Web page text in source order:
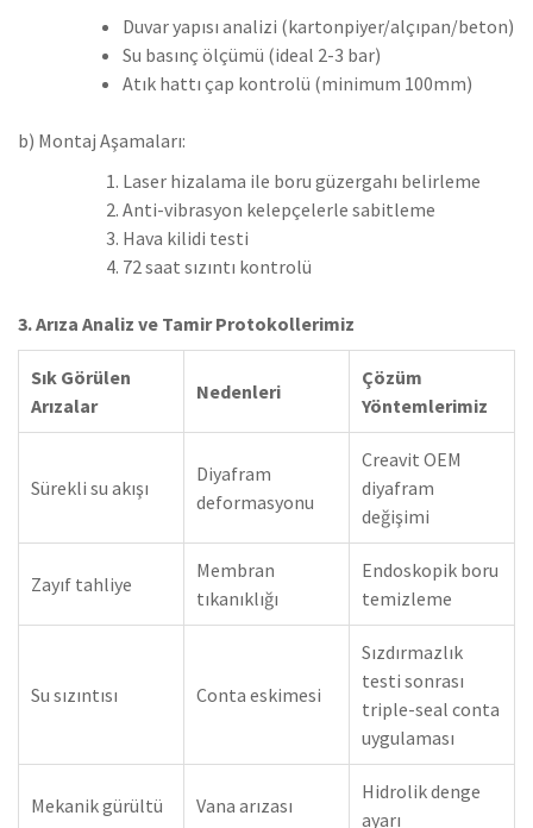
Duvar yapısı analizi (kartonpiyer/alçıpan/beton)
Su basınç ölçümü (ideal 2-3 bar)
Atık hattı çap kontrolü (minimum 100mm)
b) Montaj Aşamaları:
Laser hizalama ile boru güzergahı belirleme
Anti-vibrasyon kelepçelerle sabitleme
Hava kilidi testi
72 saat sızıntı kontrolü
3. Arıza Analiz ve Tamir Protokollerimiz
Sık Görülen
Arızalar
Nedenleri
Çözüm
Yöntemlerimiz
Sürekli su akışı
Diyafram
deformasyonu
Creavit OEM
diyafram
değişimi
Zayıf tahliye
Membran
tıkanıklığı
Endoskopik boru
temizleme
Su sızıntısı Conta eskimesi
Sızdırmazlık
testi sonrası
triple-seal conta
uygulaması
Mekanik gürültü Vana arızası
Hidrolik denge
ayarı